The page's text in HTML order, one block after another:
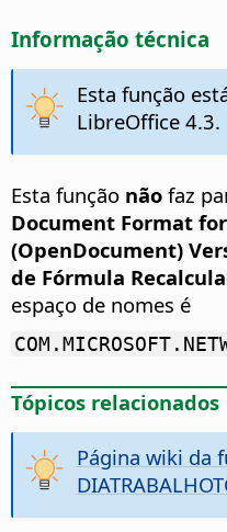
Informação técnica
Esta função
LibreOffice 4.3.
Esta função não faz
Document Format
(OpenDocument)
de Fórmula
espaço de nomes é
Tópicos relacionados
Página wiki da